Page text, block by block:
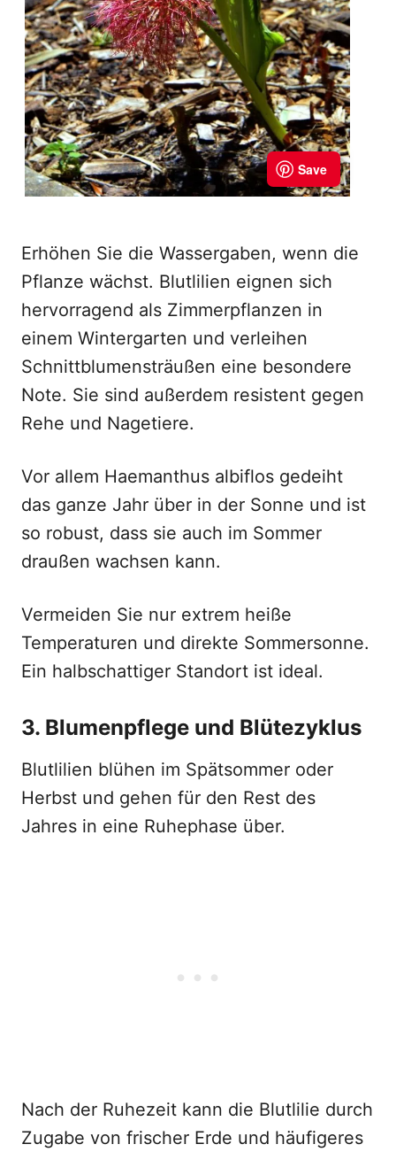
Erhöhen Sie die Wassergaben, wenn die
Pflanze wächst. Blutlilien eignen sich
hervorragend als Zimmerpflanzen in
einem Wintergarten und verleihen
Schnittblumensträußen eine besondere
Note. Sie sind außerdem resistent gegen
Rehe und Nagetiere.
Vor allem Haemanthus albiflos gedeiht
das ganze Jahr über in der Sonne und ist
so robust, dass sie auch im Sommer
draußen wachsen kann.
Vermeiden Sie nur extrem heiße
Temperaturen und direkte Sommersonne.
Ein halbschattiger Standort ist ideal.
3. Blumenpflege und Blütezyklus
Blutlilien blühen im Spätsommer oder
Herbst und gehen für den Rest des
Jahres in eine Ruhephase über.
Nach der Ruhezeit kann die Blutlilie durch
Zugabe von frischer Erde und häufigeres